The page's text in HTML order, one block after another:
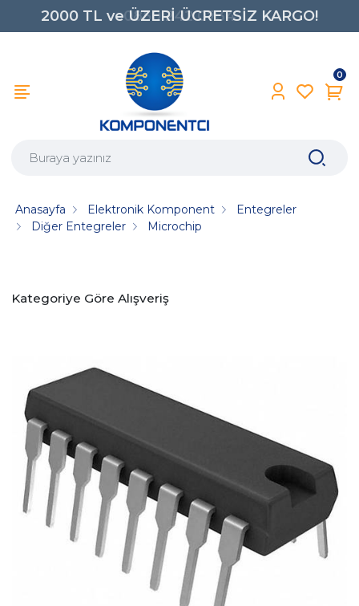
2000 TL ve ÜZERİ ÜCRETSİZ KARGO!
0850 242 0734
0
Anasayfa Elektronik Komponent
Entegreler
Diğer Entegreler
Microchip
Kategoriye Göre Alışveriş